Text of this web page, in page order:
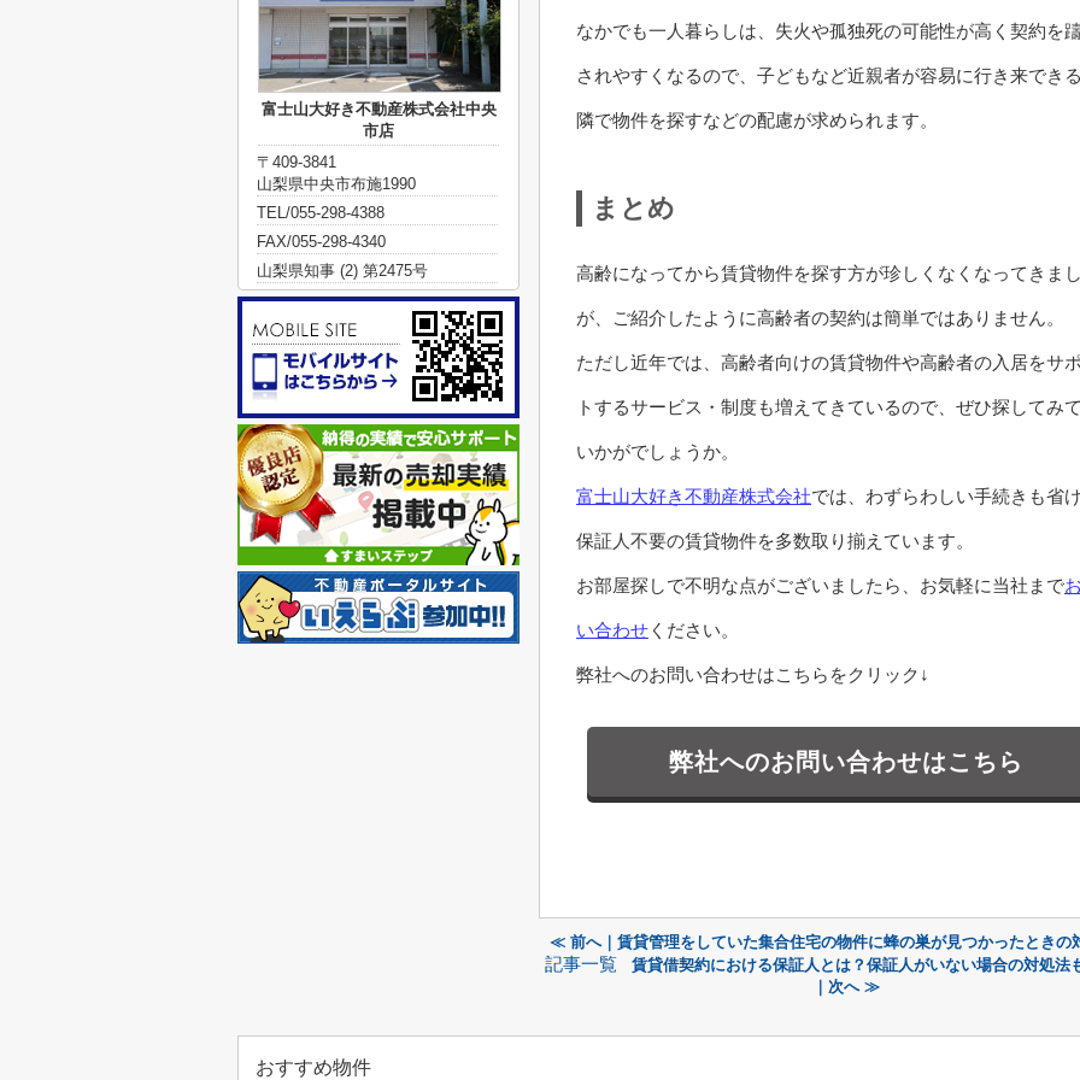
なかでも一人暮らしは、失火や孤独死の可能性が高く契約を
されやすくなるので、子どもなど近親者が容易に行き来でき
隣で物件を探すなどの配慮が求められます。
まとめ
高齢になってから賃貸物件を探す方が珍しくなくなってきま
が、ご紹介したように高齢者の契約は簡単ではありません。
ただし近年では、高齢者向けの賃貸物件や高齢者の入居をサ
トするサービス・制度も増えてきているので、ぜひ探してみ
いかがでしょうか。
富士山大好き不動産株式会社では、わずらわしい手続きも省
保証人不要の賃貸物件を多数取り揃えています。
お部屋探しで不明な点がございましたら、お気軽に当社まで
い合わせ ください。
弊社へのお問い合わせはこちらをクリック↓
弊社へのお問い合わせはこちら
≪ 前へ｜賃貸管理をしていた集合住宅の物件に蜂の巣が見つかったときの
記事一覧
賃貸借契約における保証人とは？保証人がいない場合の対処法
｜次へ ≫
富士山大好き不動産株式会社中央
市店
〒409-3841
山梨県中央市布施1990
TEL/055-298-4388
FAX/055-298-4340
山梨県知事 (2) 第2475号
おすすめ物件